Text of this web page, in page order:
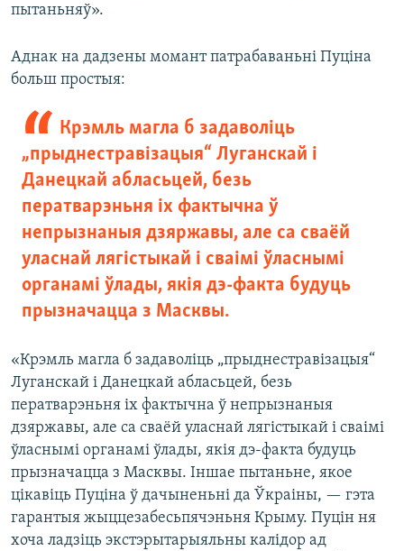
пытаньняў».
Аднак на дадзены момант патрабаваньні Пуціна
больш простыя:
Крэмль магла б задаволіць
„прыднестравізацыя“ Луганскай і
Данецкай абласьцей, безь
ператварэньня іх фактычна ў
непрызнаныя дзяржавы, але са сваёй
уласнай лягістыкай і сваімі ўласнымі
органамі ўлады, якія дэ-факта будуць
прызначацца з Масквы.
«Крэмль магла б задаволіць „прыднестравізацыя“
Луганскай і Данецкай абласьцей, безь
ператварэньня іх фактычна ў непрызнаныя
дзяржавы, але са сваёй уласнай лягістыкай і сваімі
ўласнымі органамі ўлады, якія дэ-факта будуць
прызначацца з Масквы. Іншае пытаньне, якое
цікавіць Пуціна ў дачыненьні да Ўкраіны, — гэта
гарантыя жыццезабесьпячэньня Крыму. Пуцін ня
хоча ладзіць экстэрытарыяльны калідор ад